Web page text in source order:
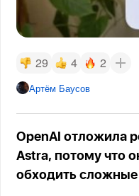
29 4 2
Артём Баусов
OpenAI отложила
Astra, потому что
обходить сложные